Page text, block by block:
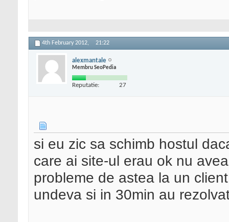
4th February 2012, 21:22
alexmantale
Membru SeoPedia
Reputatie: 27
si eu zic sa schimb hostul
care ai site-ul erau ok nu
probleme de astea la un
undeva si in 30min au